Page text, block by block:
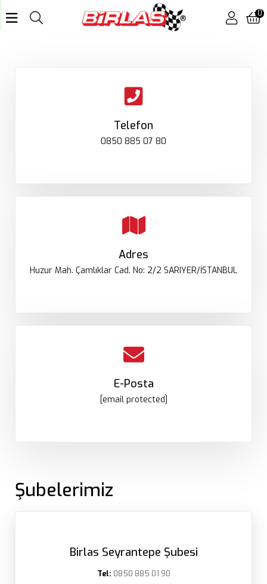
0
Telefon
0850 885 07 80
Adres
Huzur Mah. Çamlıklar Cad. No: 2/2 SARIYER/İSTANBUL
E-Posta
[email protected]
Şubelerimiz
Birlas Seyrantepe Şubesi
Tel: 0850 885 01 90